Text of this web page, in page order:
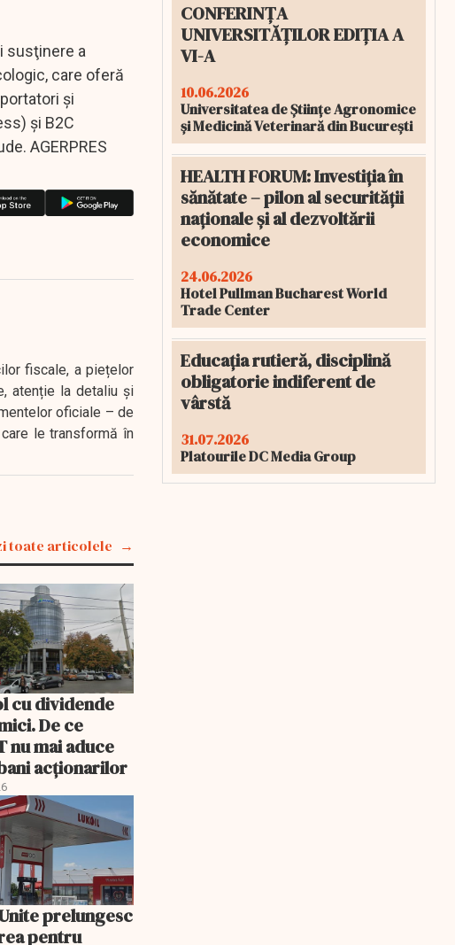
susţinere a
care oferă
şi
şi B2C
AGERPRES
fiscale, a piețelor
atenție la detaliu și
oficiale – de
le transformă în
toate articolele
cu dividende
De ce
nu mai aduce
acționarilor
prelungesc
pentru
CONFERINȚA
UNIVERSITĂȚILOR EDIȚIA A
VI-A
10.06.2026
Universitatea de Științe Agronomice
și Medicină Veterinară din București
HEALTH FORUM: Investiția în
sănătate – pilon al securității
naționale și al dezvoltării
economice
24.06.2026
Hotel Pullman Bucharest World
Trade Center
Educația rutieră, disciplină
obligatorie indiferent de
vârstă
31.07.2026
Platourile DC Media Group